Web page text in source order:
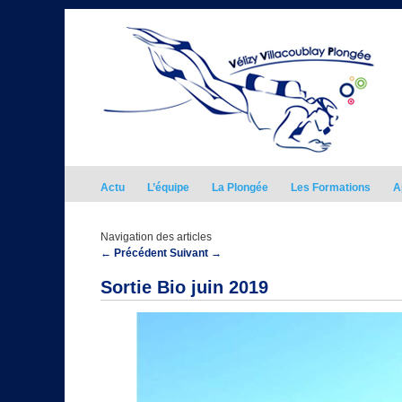
Actu L’équipe La Plongée Les Formations
Navigation des articles
← Précédent Suivant →
Sortie Bio juin 2019